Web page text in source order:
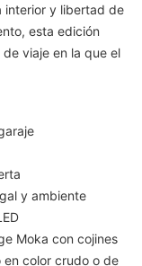
interior y libertad de
esta edición
viaje en la que el
y ambiente
Moka con cojines
en color crudo o de